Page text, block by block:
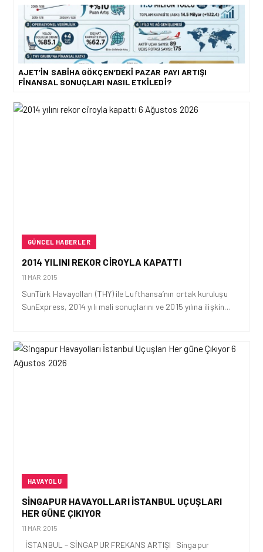
AJET’IN SABIHA GÖKÇEN’DEKI PAZAR PAYI ARTIŞI
FINANSAL SONUÇLARI NASIL ETKILEDI?
GÜNCEL HABERLER
2014 YILINI REKOR CIROYLA KAPATTI
11 MAR 2015
SunTürk Havayolları (THY) ile Lufthansa’nın ortak kuruluşu
SunExpress, 2014 yılı mali sonuçlarını ve 2015 yılına ilişkin…
HAVAYOLU
SINGAPUR HAVAYOLLARI İSTANBUL UÇUŞLARI
HER GÜNE ÇIKIYOR
11 MAR 2015
İSTANBUL – SİNGAPUR FREKANS ARTlŞI Singapur